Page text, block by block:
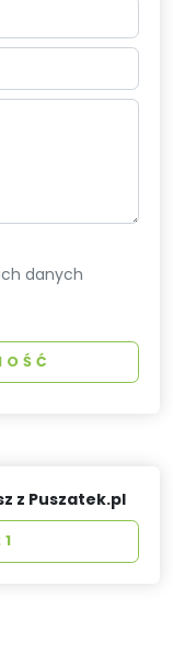
danych
z Puszatek.pl